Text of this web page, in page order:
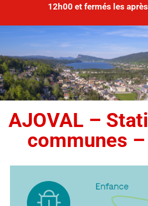
12h00 et fermés les
AJOVAL –
communes